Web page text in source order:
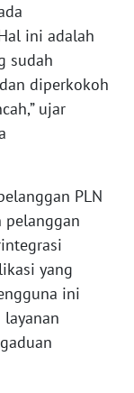
ini adalah
sudah
diperkokoh
ujar
PLN
pelanggan
yang
ini